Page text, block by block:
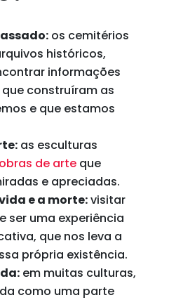
os cemitérios
históricos,
informações
construíram as
e que estamos
as esculturas
obras de arteque
e apreciadas.
e a morte:visitar
ser uma experiência
que nos leva a
própria existência.
em muitas culturas,
como uma parte